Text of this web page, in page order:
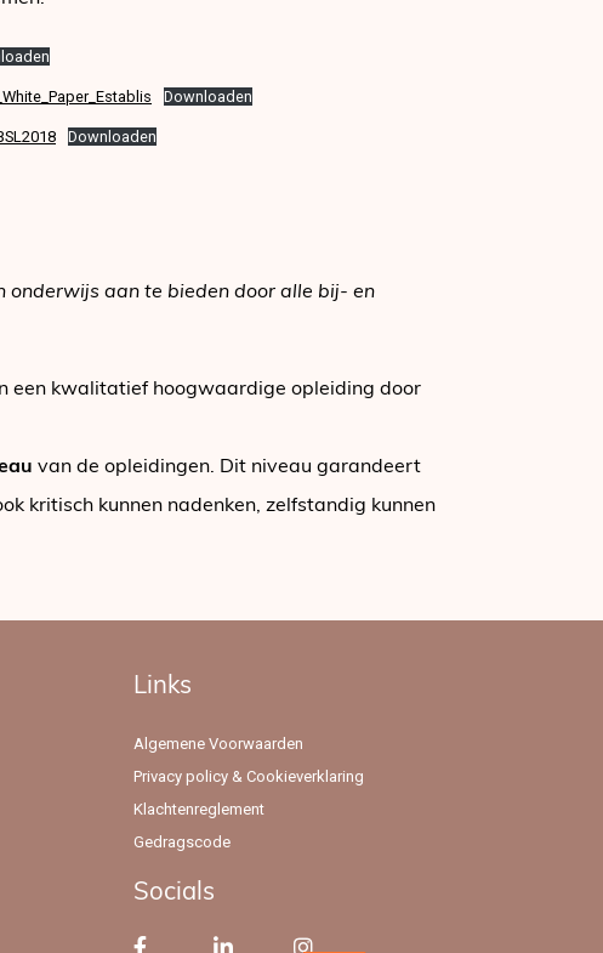
Downloaden
Downloaden
onderwijs aan te bieden door alle bij- en
een kwalitatief hoogwaardige opleiding door
van de opleidingen. Dit niveau garandeert
kritisch kunnen nadenken, zelfstandig kunnen
Links
Algemene Voorwaarden
Privacy policy & Cookieverklaring
Klachtenreglement
Gedragscode
Socials